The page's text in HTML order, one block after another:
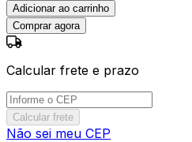
Adicionar ao carrinho
Comprar agora
Calcular frete e prazo
Calcular frete
Não sei meu CEP